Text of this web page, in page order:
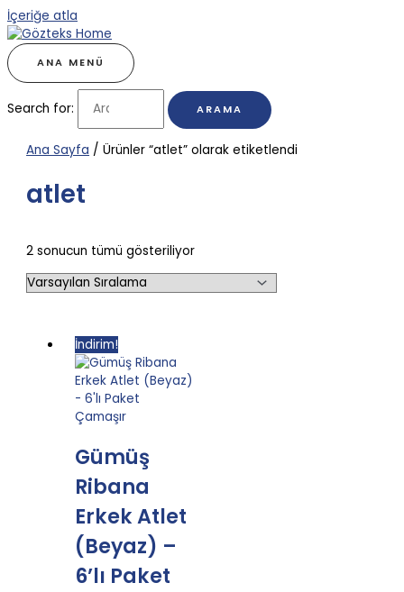
İçeriğe atla
ANA MENÜ
Search for:
Ana Sayfa / Ürünler “atlet” olarak etiketlendi
atlet
2 sonucun tümü gösteriliyor
İndirim!
Çamaşır
Gümüş
Ribana
Erkek Atlet
(Beyaz) –
6’lı Paket